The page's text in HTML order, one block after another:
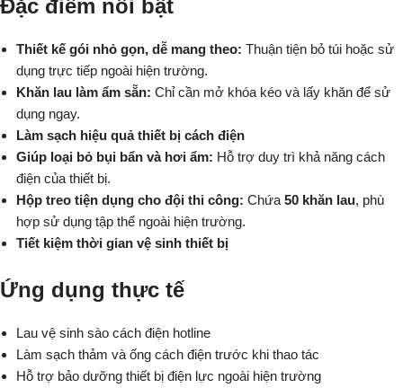
Đặc điểm nổi bật
Thiết kế gói nhỏ gọn, dễ mang theo: Thuận tiện bỏ túi hoặc sử
dụng trực tiếp ngoài hiện trường.
Khăn lau làm ẩm sẵn: Chỉ cần mở khóa kéo và lấy khăn để sử
dụng ngay.
Làm sạch hiệu quả thiết bị cách điện
Giúp loại bỏ bụi bẩn và hơi ẩm: Hỗ trợ duy trì khả năng cách
điện của thiết bị.
Hộp treo tiện dụng cho đội thi công: Chứa 50 khăn lau, phù
hợp sử dụng tập thể ngoài hiện trường.
Tiết kiệm thời gian vệ sinh thiết bị
Ứng dụng thực tế
Lau vệ sinh sào cách điện hotline
Làm sạch thảm và ống cách điện trước khi thao tác
Hỗ trợ bảo dưỡng thiết bị điện lực ngoài hiện trường